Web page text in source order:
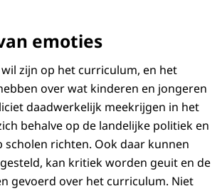
emoties
zijn op het curriculum, en het
over wat kinderen en jongeren
daadwerkelijk meekrijgen in het
behalve op de landelijke politiek en
scholen richten. Ook daar kunnen
kan kritiek worden geuit en de
gevoerd over het curriculum. Niet